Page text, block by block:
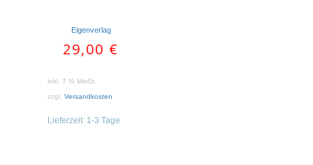
Eigenverlag
29,00 €
inkl. 7 % MwSt.
zzgl. Versandkosten
Lieferzeit: 1-3 Tage